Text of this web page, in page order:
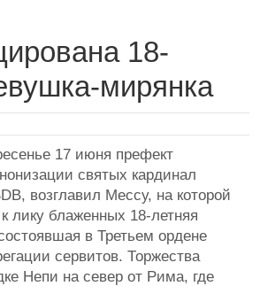
18-
мирянка
17 июня префект
святых кардинал
возглавил Мессу, на которой
лику блаженных 18-летняя
в Третьем ордене
сервитов. Торжества
Непи на север от Рима, где